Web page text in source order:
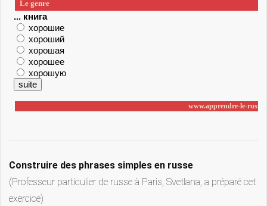
Construire des phrases simples en russe
(Professeur particulier de russe à Paris, Svetlana, a préparé cet
exercice)